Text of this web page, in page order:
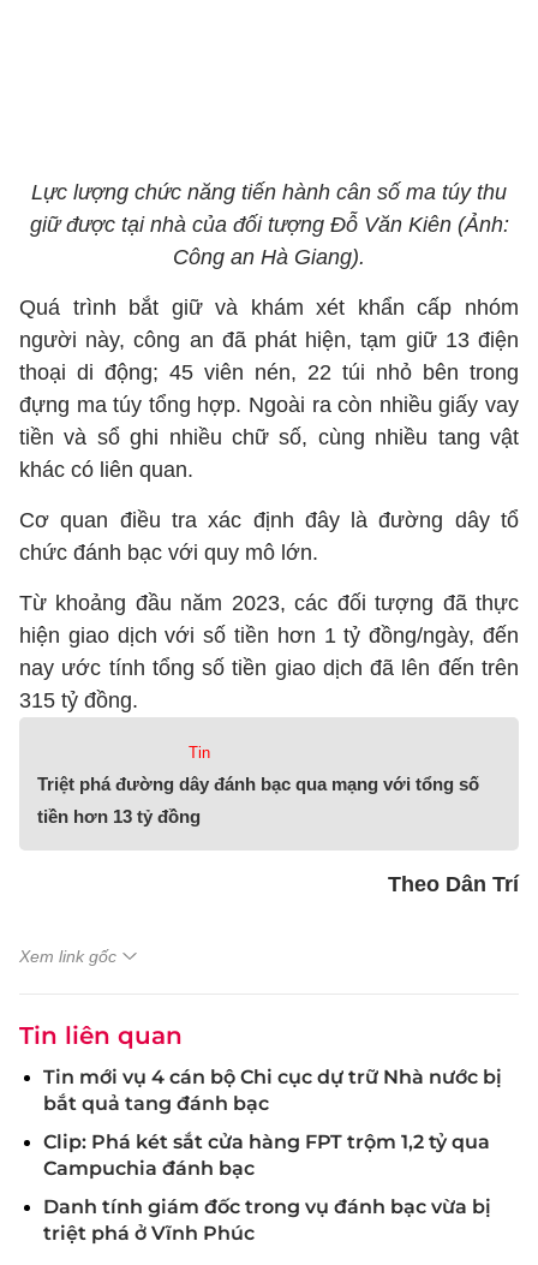
Lực lượng chức năng tiến hành cân số ma túy thu
giữ được tại nhà của đối tượng Đỗ Văn Kiên (Ảnh:
Công an Hà Giang).
Quá trình bắt giữ và khám xét khẩn cấp nhóm
người này, công an đã phát hiện, tạm giữ 13 điện
thoại di động; 45 viên nén, 22 túi nhỏ bên trong
đựng ma túy tổng hợp. Ngoài ra còn nhiều giấy vay
tiền và sổ ghi nhiều chữ số, cùng nhiều tang vật
khác có liên quan.
Cơ quan điều tra xác định đây là đường dây tổ
chức đánh bạc với quy mô lớn.
Từ khoảng đầu năm 2023, các đối tượng đã thực
hiện giao dịch với số tiền hơn 1 tỷ đồng/ngày, đến
nay ước tính tổng số tiền giao dịch đã lên đến trên
315 tỷ đồng.
Tin
Triệt phá đường dây đánh bạc qua mạng với tổng số
tiền hơn 13 tỷ đồng
Theo Dân Trí
Xem link gốc
Tin liên quan
Tin mới vụ 4 cán bộ Chi cục dự trữ Nhà nước bị
bắt quả tang đánh bạc
Clip: Phá két sắt cửa hàng FPT trộm 1,2 tỷ qua
Campuchia đánh bạc
Danh tính giám đốc trong vụ đánh bạc vừa bị
triệt phá ở Vĩnh Phúc